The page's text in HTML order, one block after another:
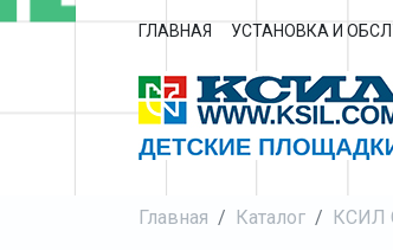
ГЛАВНАЯ УСТАНОВКА И
Главная Каталог КСИЛ